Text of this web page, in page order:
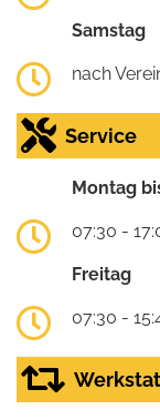
Samstag
nach
Service
Montag
07:30 -
Freitag
07:30 -